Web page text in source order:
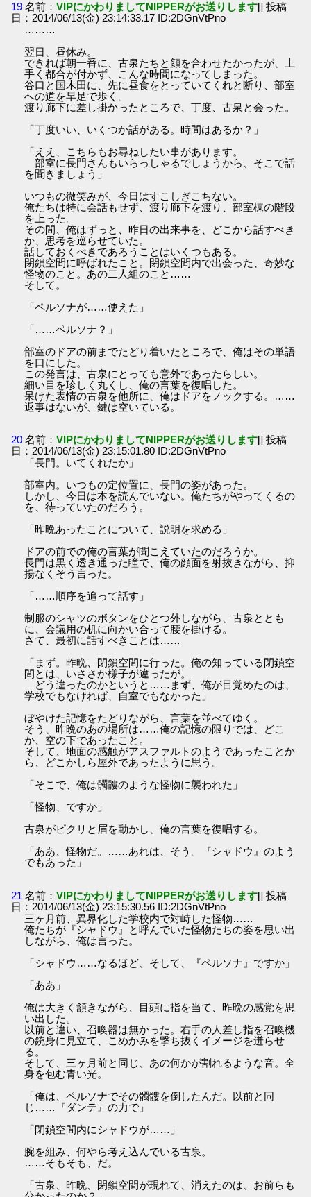
19 名前：VIPにかわりましてNIPPERがお送りします[] 投稿
日：2014/06/13(金) 23:14:33.17 ID:2DGnVtPno
………
翌日、昼休み。
できれば朝一番に、古泉たちと顔を合わせたかったが、上
手く都合が付かず、こんな時間になってしまった。
谷口と国木田に、先に昼食をとっていてくれと断り、部室
への道を早足で歩く。
渡り廊下に差し掛かったところで、丁度、古泉と会った。
「丁度いい、いくつか話がある。時間はあるか？」
「ええ、こちらもお尋ねしたい事があります。
部室に長門さんもいらっしゃるでしょうから、そこで話
を聞きましょう」
いつもの微笑みが、今日はすこしぎこちない。
俺たちは特に会話もせず、渡り廊下を渡り、部室棟の階段
を上った。
その間、俺はずっと、昨日の出来事を、どこから話すべき
か、思考を巡らせていた。
話しておくべきであろうことはいくつもある。
閉鎖空間に呼ばれたこと。閉鎖空間内で出会った、奇妙な
怪物のこと。あの二人組のこと……
そして。
「ペルソナが……使えた」
「……ペルソナ？」
部室のドアの前までたどり着いたところで、俺はその単語
を口にした。
この発言は、古泉にとっても意外であったらしい。
細い目を珍しく丸くし、俺の言葉を復唱した。
呆けた表情の古泉を他所に、俺はドアをノックする。……
返事はないが、鍵は空いている。
20 名前：VIPにかわりましてNIPPERがお送りします[] 投稿
日：2014/06/13(金) 23:15:01.80 ID:2DGnVtPno
「長門。いてくれたか」
部室内。いつもの定位置に、長門の姿があった。
しかし、今日は本を読んでいない。俺たちがやってくるの
を、待っていたのだろう。
「昨晩あったことについて、説明を求める」
ドアの前での俺の言葉が聞こえていたのだろうか。
長門は黒く透き通った瞳で、俺の顔面を射抜きながら、抑
揚なくそう言った。
「……順序を追って話す」
制服のシャツのボタンをひとつ外しながら、古泉ととも
に、会議用の机に向かい合って腰を掛ける。
さて、最初に話すべきことは……
「まず。昨晩、閉鎖空間に行った。俺の知っている閉鎖空
間とは、いささか様子が違ったが。
どう違ったのかというと……まず、俺が目覚めたのは、
学校でもなければ、自室でもなかった」
ぼやけた記憶をたどりながら、言葉を並べてゆく。
そう、昨晩のあの場所は……俺の記憶の限りでは、どこ
か、空の下であったこと。
そして、地面の感触がアスファルトのようであったことか
ら、どこかしら屋外であったように思う。
「そこで、俺は髑髏のような怪物に襲われた」
「怪物、ですか」
古泉がピクリと眉を動かし、俺の言葉を復唱する。
「ああ、怪物だ。……あれは、そう。『シャドウ』のよう
でもあった」
21 名前：VIPにかわりましてNIPPERがお送りします[] 投稿
日：2014/06/13(金) 23:15:30.56 ID:2DGnVtPno
三ヶ月前、異界化した学校内で対峙した怪物……
俺たちが『シャドウ』と呼んでいた怪物たちの姿を思い出
しながら、俺は言った。
「シャドウ……なるほど、そして、『ペルソナ』ですか」
「ああ」
俺は大きく頷きながら、目頭に指を当て、昨晩の感覚を思
い出した。
以前と違い、召喚器は無かった。右手の人差し指を召喚機
の銃身に見立て、こめかみを撃ち抜くイメージを迸らせ
る。
そして、三ヶ月前と同じ、あの何かが割れるような音。全
身を包む青い光。
「俺は、ペルソナでその髑髏を倒したんだ。以前と同
じ……『ダンテ』の力で」
「閉鎖空間内にシャドウが……」
腕を組み、何やら考え込んでいる古泉。
……そもそも、だ。
「古泉、昨晩、閉鎖空間が現れて、消えたのは、お前らも